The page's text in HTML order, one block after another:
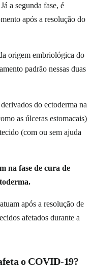
a segunda fase, é
após a resolução do
origem embriológica do
padrão nessas duas
do ectoderma na
as úlceras estomacais)
(com ou sem ajuda
na fase de cura de
após a resolução de
afetados durante a
o COVID-19?